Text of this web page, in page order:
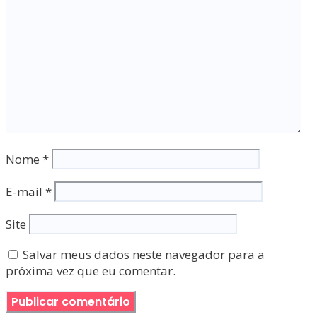
Nome *
E-mail *
Site
Salvar meus dados neste navegador para a
próxima vez que eu comentar.